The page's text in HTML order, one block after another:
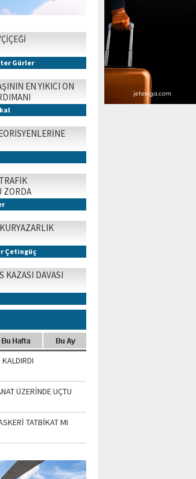
Gürler
EN YIKICI ON
ZORDA
Çetingüç
KAZASI DAVASI
ÜZERİNDE UÇTU
TATBİKAT MI